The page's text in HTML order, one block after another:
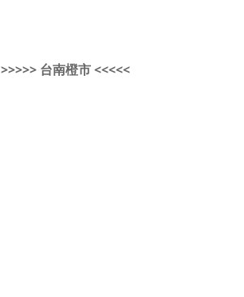
>>>>> 台南橙市 <<<<<